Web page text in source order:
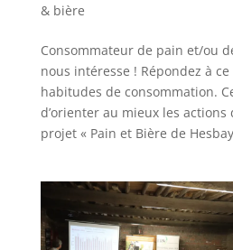
& bière
Consommateur de pain et/ou
nous intéresse ! Répondez à
habitudes de consommation.
d’orienter au mieux les
projet « Pain et Bière de